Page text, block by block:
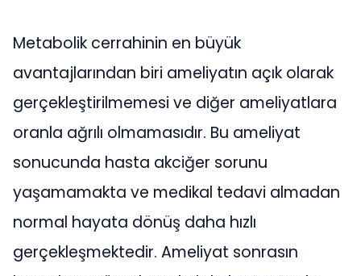
Metabolik cerrahinin en büyük
avantajlarından biri ameliyatın açık olarak
gerçekleştirilmemesi ve diğer ameliyatlara
oranla ağrılı olmamasıdır. Bu ameliyat
sonucunda hasta akciğer sorunu
yaşamamakta ve medikal tedavi almadan
normal hayata dönüş daha hızlı
gerçekleşmektedir. Ameliyat sonrasın